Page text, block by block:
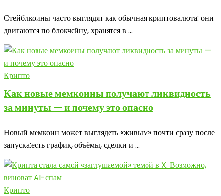
Стейблкоины часто выглядят как обычная криптовалюта: они
двигаются по блокчейну, хранятся в ...
Крипто
Как новые мемкоины получают ликвидность
за минуты — и почему это опасно
Новый мемкоин может выглядеть «живым» почти сразу после
запуска:есть график, объёмы, сделки и ...
Крипто